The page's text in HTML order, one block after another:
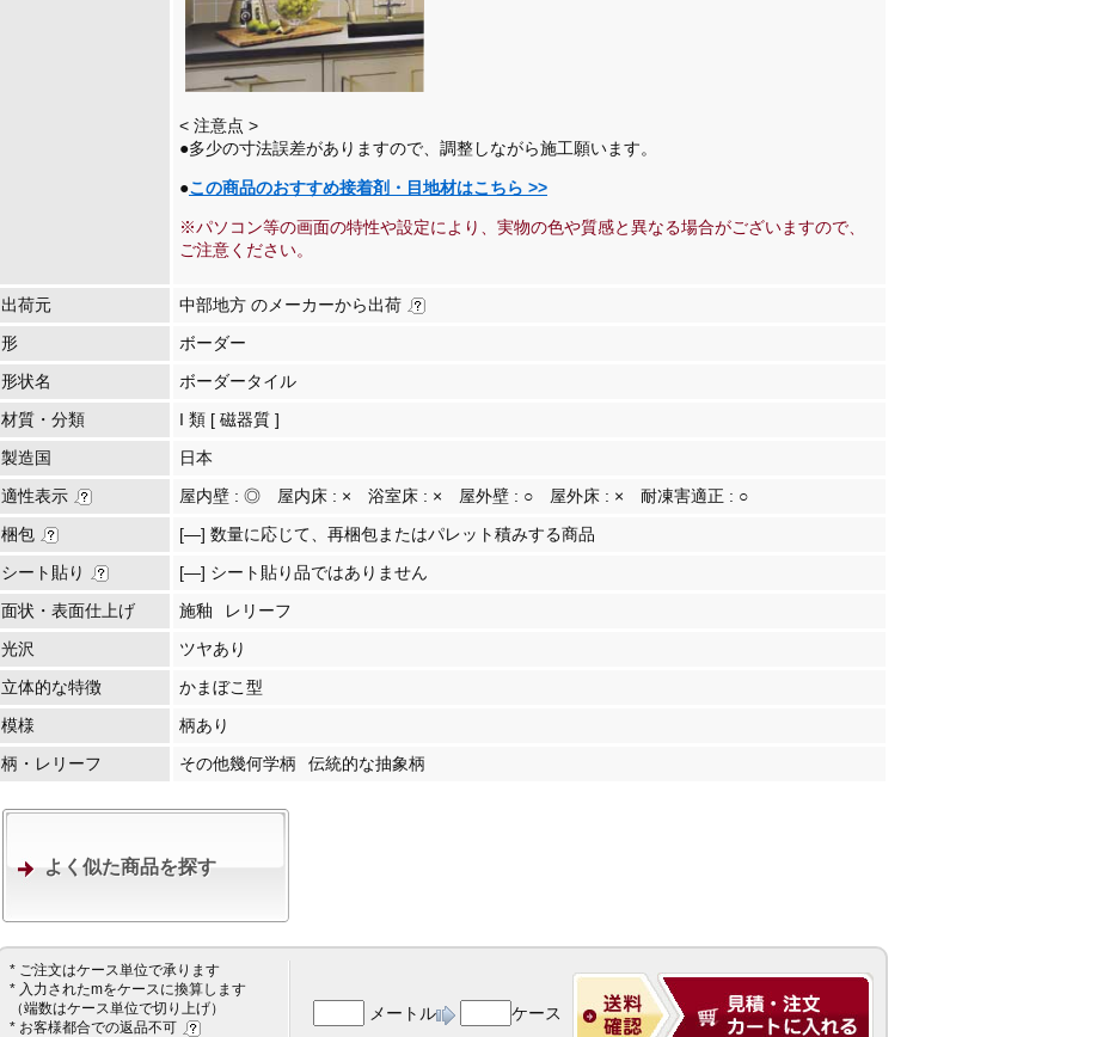
< 注意点 >
●多少の寸法誤差がありますので、調整しながら施工願います。
●この商品のおすすめ接着剤・目地材はこちら >>
※パソコン等の画面の特性や設定により、実物の色や質感と異なる場合がございますので、
ご注意ください。
出荷元
中部地方 のメーカーから出荷
形
ボーダー
形状名
ボーダータイル
材質・分類
I 類 [ 磁器質 ]
製造国
日本
適性表示
屋内壁 : ◎ 屋内床 : × 浴室床 : × 屋外壁 : ○ 屋外床 : × 耐凍害適正 : ○
梱包
[―] 数量に応じて、再梱包またはパレット積みする商品
シート貼り
[―] シート貼り品ではありません
面状・表面仕上げ
施釉
レリーフ
光沢
ツヤあり
立体的な特徴
かまぼこ型
模様
柄あり
柄・レリーフ
その他幾何学柄 伝統的な抽象柄
よく似た商品を探す
* ご注文はケース単位で承ります
* 入力されたmをケースに換算します
（端数はケース単位で切り上げ）
* お客様都合での返品不可
メートル ケース